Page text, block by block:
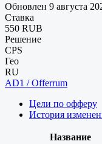
Обновлен 9 августа
Ставка
550 RUB
Решение
CPS
Гео
RU
AD1 / Offerrum
Цели по офферу
История
Название